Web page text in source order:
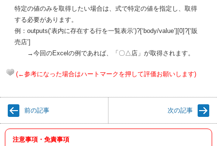
特定の値のみを取得したい場合は、式で特定の値を指定し、取得
する必要があります。
例：outputs(‘表内に存在する行を一覧表示’)?[‘body/value’][0]?[‘販
売店’]
→今回のExcelの例であれば、「〇△店」が取得されます。
(←参考になった場合はハートマークを押して評価お願いします)
前の記事 次の記事
注意事項・免責事項